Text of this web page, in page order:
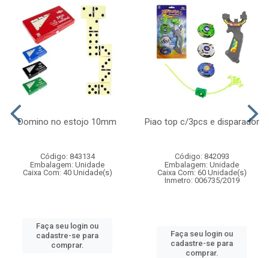
Domino no estojo 10mm
Código: 843134
Embalagem: Unidade
Caixa Com: 40 Unidade(s)
Faça seu login ou
cadastre-se para
comprar.
Piao top c/3pcs e disparador
Código: 842093
Embalagem: Unidade
Caixa Com: 60 Unidade(s)
Inmetro: 006735/2019
Faça seu login ou
cadastre-se para
comprar.